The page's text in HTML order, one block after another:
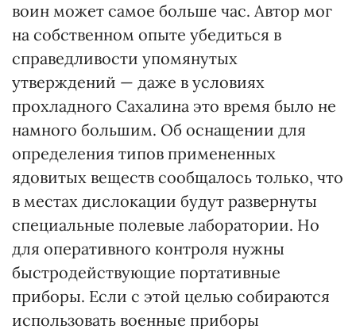
воин может самое больше час. Автор мог
на собственном опыте убедиться в
справедливости упомянутых
утверждений — даже в условиях
прохладного Сахалина это время было не
намного большим. Об оснащении для
определения типов примененных
ядовитых веществ сообщалось только, что
в местах дислокации будут развернуты
специальные полевые лаборатории. Но
для оперативного контроля нужны
быстродействующие портативные
приборы. Если с этой целью собираются
использовать военные приборы